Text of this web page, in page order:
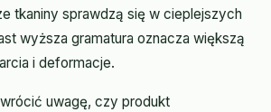
tkaniny sprawdzą się w cieplejszych
wyższa gramatura oznacza większą
i deformacje.
uwagę, czy produkt